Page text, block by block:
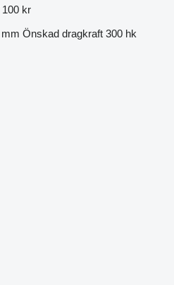
100 kr
mm Önskad dragkraft 300 hk